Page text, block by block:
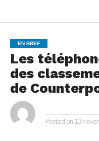
EN BREF
Les
des
de
Posted on 13